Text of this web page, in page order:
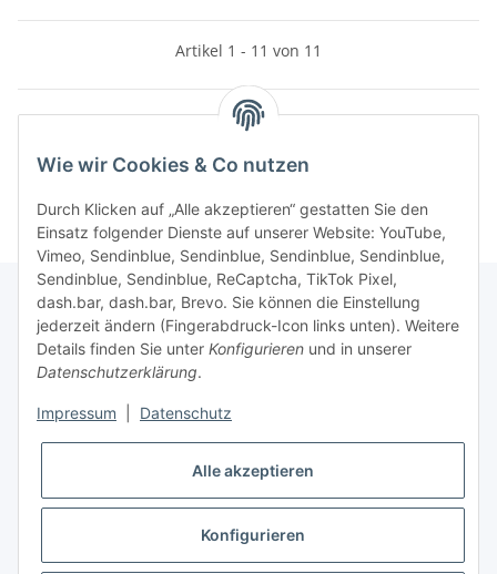
Artikel 1 - 11 von 11
Kategorien
Informationen
Gesetzliche Informationen
* Alle Preise inkl. gesetzlicher USt., zzgl.Versand
Wie wir Cookies & Co nutzen
Durch Klicken auf „Alle akzeptieren“ gestatten Sie den
Einsatz folgender Dienste auf unserer Website: YouTube,
Vimeo, Sendinblue, Sendinblue, Sendinblue, Sendinblue,
Sendinblue, Sendinblue, ReCaptcha, TikTok Pixel,
dash.bar, dash.bar, Brevo. Sie können die Einstellung
jederzeit ändern (Fingerabdruck-Icon links unten). Weitere
Details finden Sie unter Konfigurieren und in unserer
Datenschutzerklärung.
Impressum Datenschutz
Alle akzeptieren
Konfigurieren